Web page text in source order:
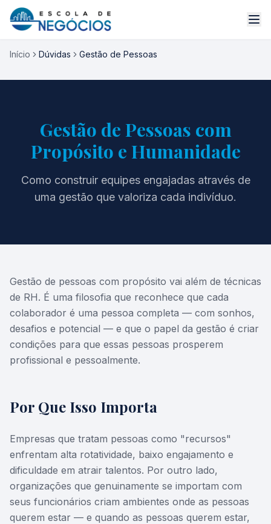
Início Dúvidas Gestão de Pessoas
Gestão de Pessoas com
Propósito e Humanidade
Como construir equipes engajadas através de
uma gestão que valoriza cada indivíduo.
Gestão de pessoas com propósito vai além de técnicas
de RH. É uma filosofia que reconhece que cada
colaborador é uma pessoa completa — com sonhos,
desafios e potencial — e que o papel da gestão é criar
condições para que essas pessoas prosperem
profissional e pessoalmente.
Por Que Isso Importa
Empresas que tratam pessoas como "recursos"
enfrentam alta rotatividade, baixo engajamento e
dificuldade em atrair talentos. Por outro lado,
organizações que genuinamente se importam com
seus funcionários criam ambientes onde as pessoas
querem estar — e quando as pessoas querem estar,